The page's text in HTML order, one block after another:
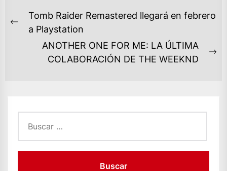
NAVEGACIÓN
DE
ENTRADAS
Previous
Tomb Raider Remastered llegará en febrero
a Playstation
ANOTHER ONE FOR ME: LA ÚLTIMA
COLABORACIÓN DE THE WEEKND